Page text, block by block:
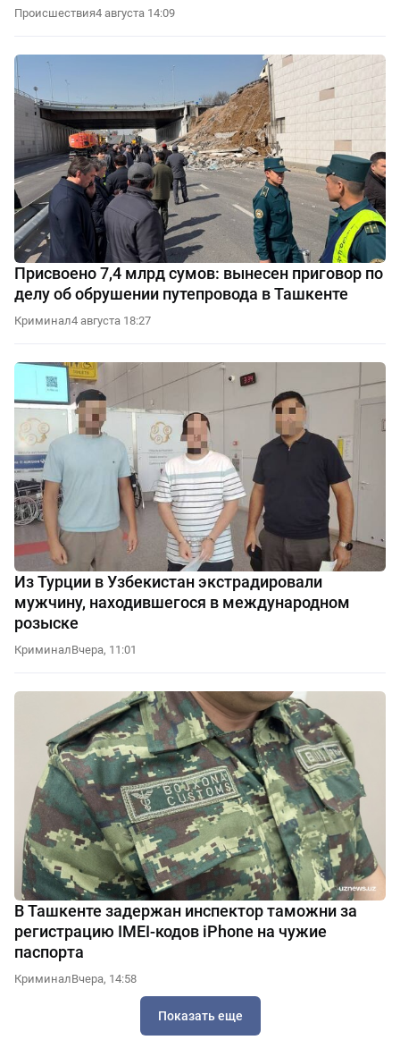
Происшествия4 августа 14:09
Присвоено 7,4 млрд сумов: вынесен приговор по
делу об обрушении путепровода в Ташкенте
Криминал4 августа 18:27
Из Турции в Узбекистан экстрадировали
мужчину, находившегося в международном
розыске
КриминалВчера, 11:01
В Ташкенте задержан инспектор таможни за
регистрацию IMEI-кодов iPhone на чужие
паспорта
КриминалВчера, 14:58
Показать еще